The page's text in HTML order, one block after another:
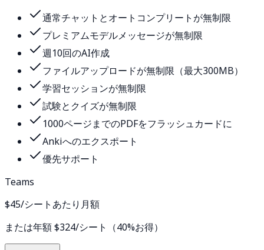
通常チャットとオートコンプリートが無制限
プレミアムモデルメッセージが無制限
週10回のAI作成
ファイルアップロードが無制限（最大300MB）
学習セッションが無制限
試験とクイズが無制限
1000ページまでのPDFをフラッシュカードに
Ankiへのエクスポート
優先サポート
Teams
$45/シートあたり月額
または年額 $324/シート（40%お得）